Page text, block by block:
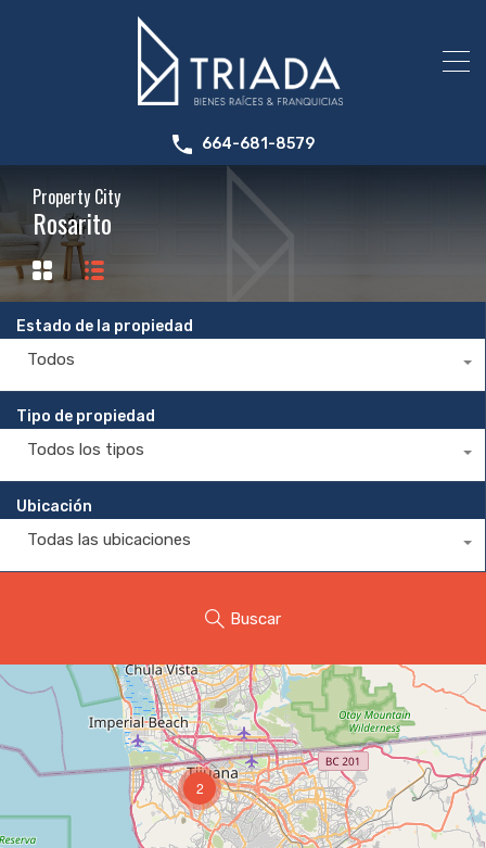
664-681-8579
Property City
Rosarito
Estado de la propiedad
Todos
Tipo de propiedad
Todos los tipos
Ubicación
Todas las ubicaciones
Buscar
2